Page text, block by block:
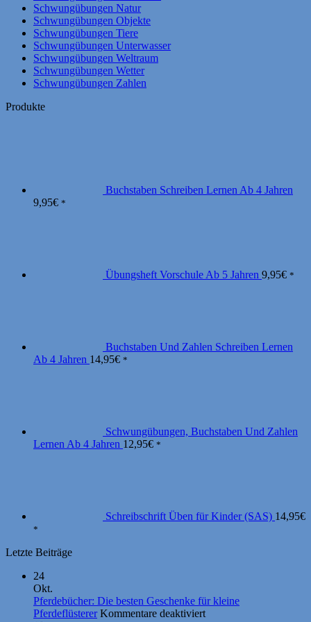
Schwungübungen Natur
Schwungübungen Objekte
Schwungübungen Tiere
Schwungübungen Unterwasser
Schwungübungen Weltraum
Schwungübungen Wetter
Schwungübungen Zahlen
Produkte
Buchstaben Schreiben Lernen Ab 4 Jahren
9,95€ *
Übungsheft Vorschule Ab 5 Jahren 9,95€ *
Buchstaben Und Zahlen Schreiben Lernen
Ab 4 Jahren 14,95€ *
Schwungübungen, Buchstaben Und Zahlen
Lernen Ab 4 Jahren 12,95€ *
Schreibschrift Üben für Kinder (SAS) 14,95€
*
Letzte Beiträge
24
Okt.
Pferdebücher: Die besten Geschenke für kleine
Pferdeflüsterer Kommentare deaktiviertfür